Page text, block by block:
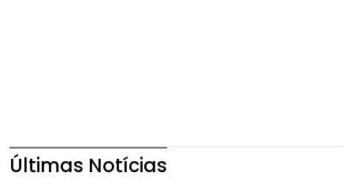
Últimas Notícias